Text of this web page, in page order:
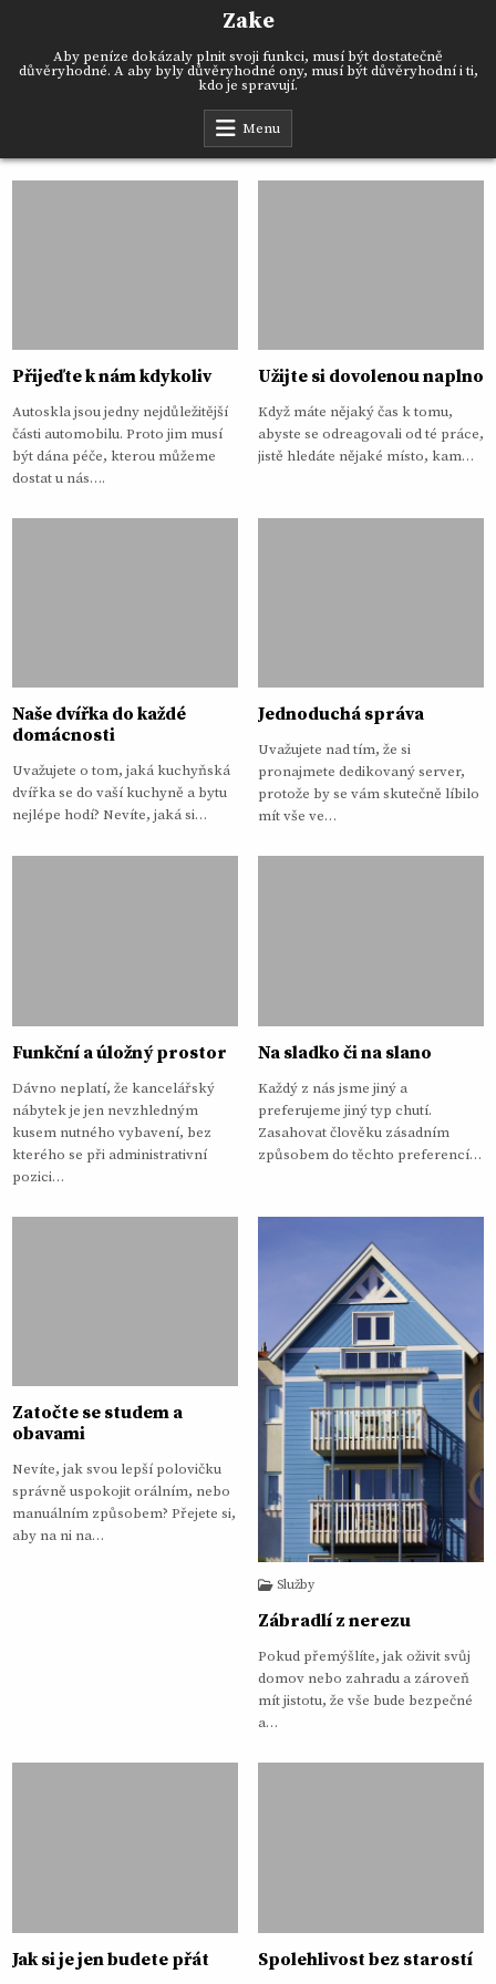
Zake
Aby peníze dokázaly plnit svoji funkci, musí být dostatečně
důvěryhodné. A aby byly důvěryhodné ony, musí být důvěryhodní i ti,
kdo je spravují.
Menu
Přijeďte k nám kdykoliv
Autoskla jsou jedny nejdůležitější
části automobilu. Proto jim musí
být dána péče, kterou můžeme
dostat u nás….
Užijte si dovolenou naplno
Když máte nějaký čas k tomu,
abyste se odreagovali od té práce,
jistě hledáte nějaké místo, kam…
Naše dvířka do každé
domácnosti
Uvažujete o tom, jaká kuchyňská
dvířka se do vaší kuchyně a bytu
nejlépe hodí? Nevíte, jaká si…
Jednoduchá správa
Uvažujete nad tím, že si
pronajmete dedikovaný server,
protože by se vám skutečně líbilo
mít vše ve…
Funkční a úložný prostor
Dávno neplatí, že kancelářský
nábytek je jen nevzhledným
kusem nutného vybavení, bez
kterého se při administrativní
pozici…
Na sladko či na slano
Každý z nás jsme jiný a
preferujeme jiný typ chutí.
Zasahovat člověku zásadním
způsobem do těchto preferencí…
Zatočte se studem a
obavami
Nevíte, jak svou lepší polovičku
správně uspokojit orálním, nebo
manuálním způsobem? Přejete si,
aby na ni na…
Služby
Zábradlí z nerezu
Pokud přemýšlíte, jak oživit svůj
domov nebo zahradu a zároveň
mít jistotu, že vše bude bezpečné
a…
Jak si je jen budete přát Spolehlivost bez starostí